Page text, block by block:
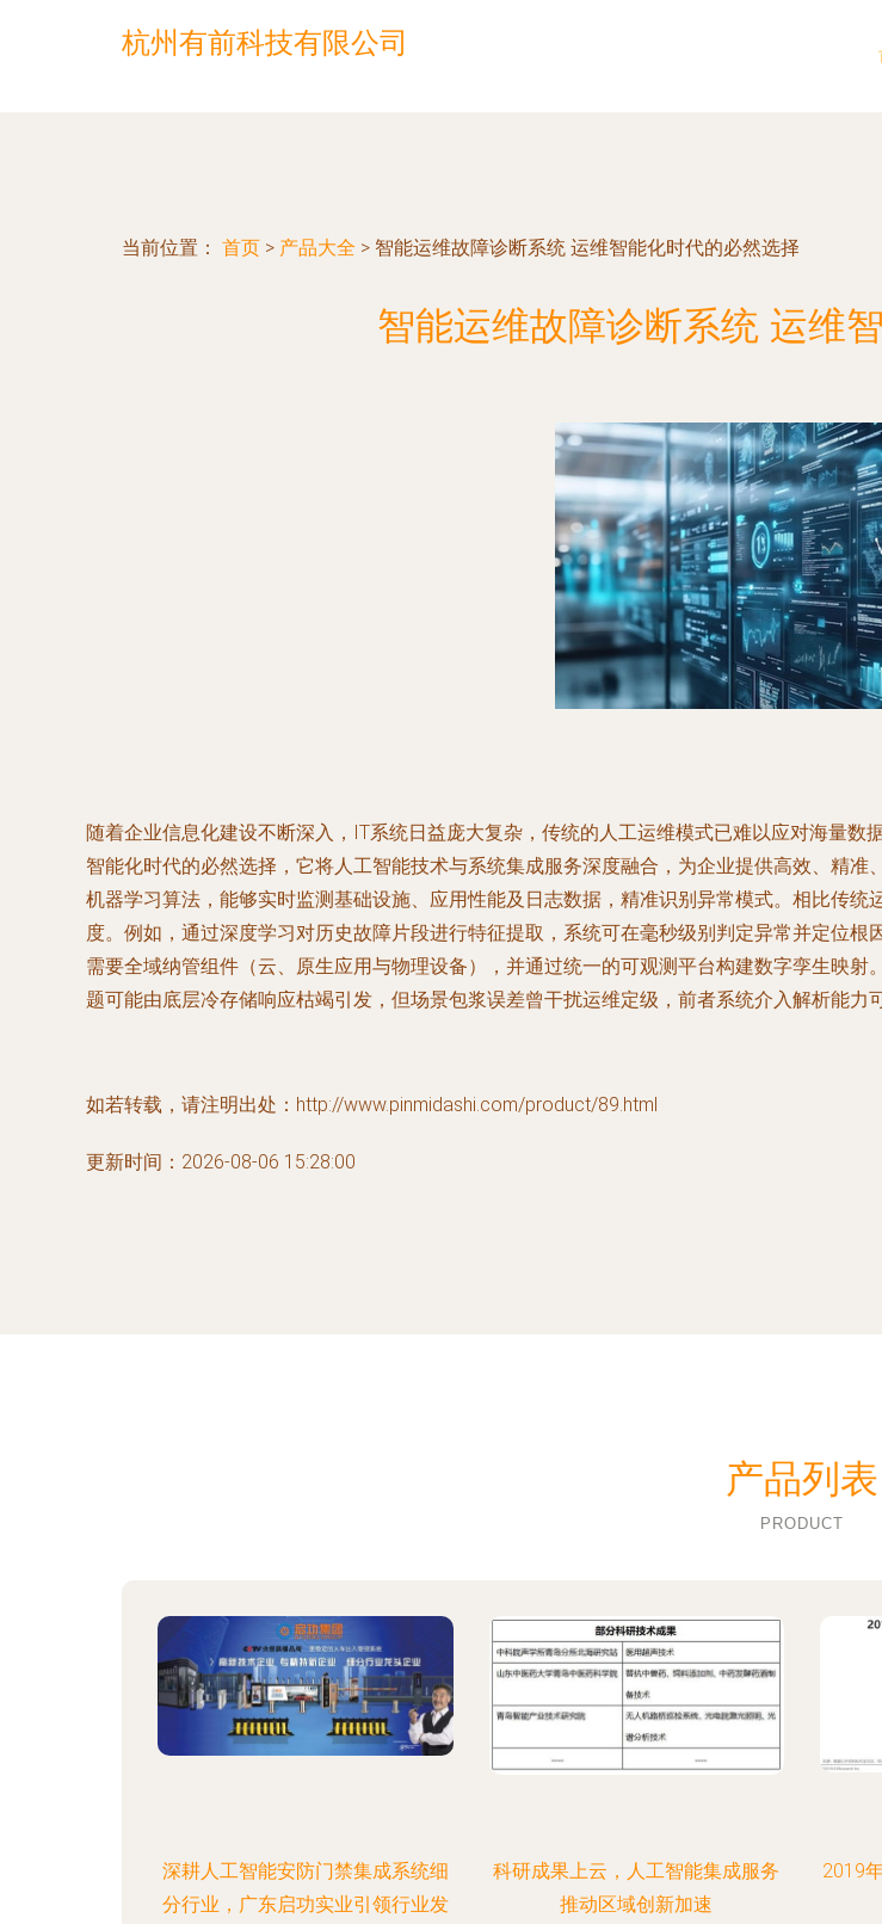
杭州有前科技有限公司
当前位置： 首页 > 产品大全 > 智能运维故障诊断系统 运维智能化时代的必然选择
智能运维故障诊断系统 运维
随着企业信息化建设不断深入，IT系统日益庞大复杂，传统的人工运维模式已难以应对海量
智能化时代的必然选择，它将人工智能技术与系统集成服务深度融合，为企业提供高效、精
机器学习算法，能够实时监测基础设施、应用性能及日志数据，精准识别异常模式。相比传
度。例如，通过深度学习对历史故障片段进行特征提取，系统可在毫秒级别判定异常并定位
需要全域纳管组件（云、原生应用与物理设备），并通过统一的可观测平台构建数字孪生映
题可能由底层冷存储响应枯竭引发，但场景包浆误差曾干扰运维定级，前者系统介入解析能力
如若转载，请注明出处：http://www.pinmidashi.com/product/89.html
更新时间：2026-08-06 15:28:00
产品列表
PRODUCT
深耕人工智能安防门禁集成系统细
分行业，广东启功实业引领行业发
科研成果上云，人工智能集成服务
推动区域创新加速
2019